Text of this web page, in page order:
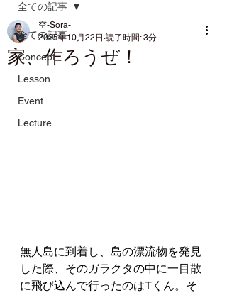
全ての記事
Concept
Lesson
Event
Lecture
全ての記事
家、作ろうぜ！
空-Sora-
2025年10月22日 読了時間: 3分
無人島に到着し、島の漂流物を発見
した際、そのガラクタの中に一目散
に飛び込んで行ったのはTくん。そ